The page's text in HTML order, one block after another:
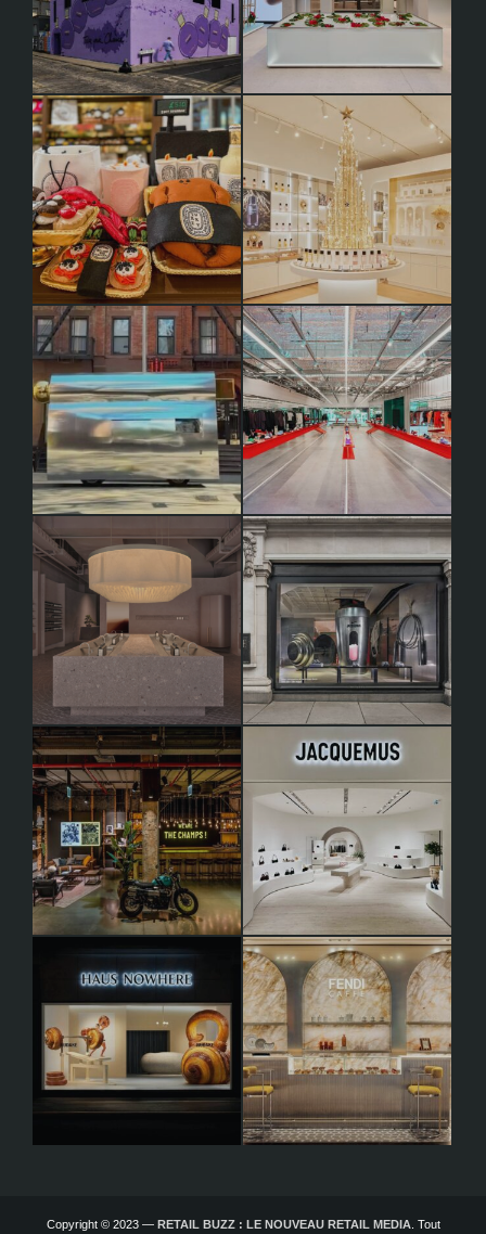
Copyright © 2023 — RETAIL BUZZ : LE NOUVEAU RETAIL MEDIA. Tout